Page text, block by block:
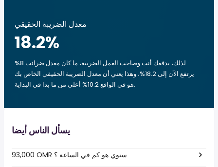
معدل الضريبة الحقيقي
18.2%
لذلك، بدفعك أنت وصاحب العمل الضريبة، ما كان معدل ضرائب 8%
يرتفع الآن إلى 18.2%، وهذا يعني أن معدل الضريبة الحقيقي الخاص بك
هو في الواقع 10.2% أعلى من ما بدا في البداية.
يسأل الناس أيضا
93,000 OMR سنوي هو كم في الساعة ؟